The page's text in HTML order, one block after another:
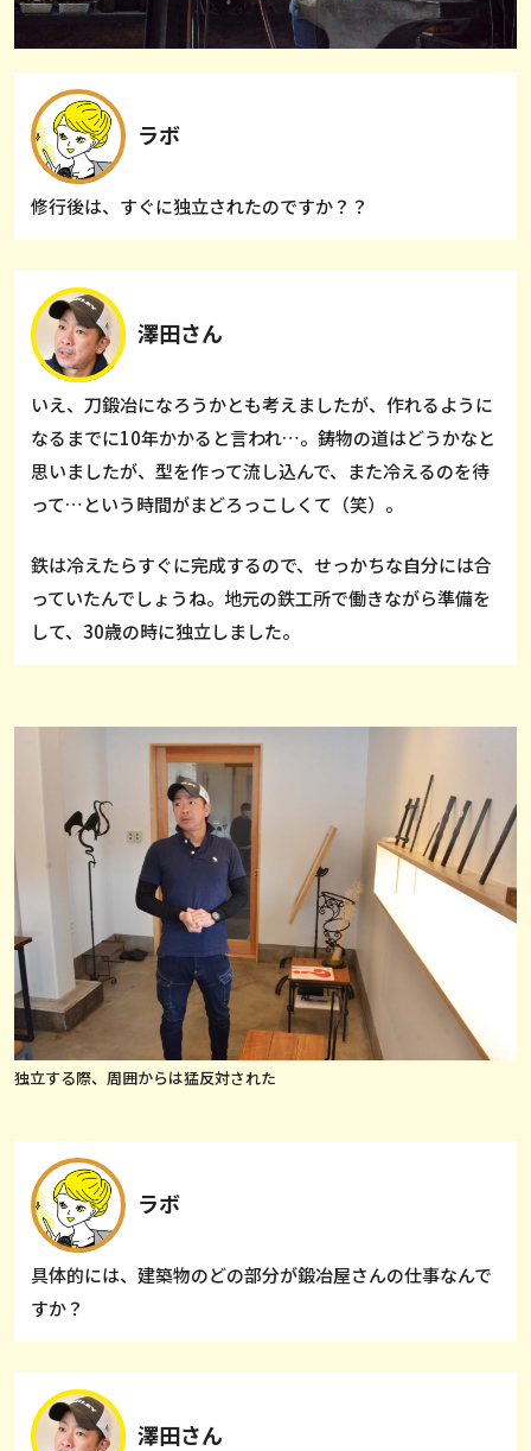
ラボ
修行後は、すぐに独立されたのですか？？
澤田さん
いえ、刀鍛冶になろうかとも考えましたが、作れるように
なるまでに10年かかると言われ…。鋳物の道はどうかなと
思いましたが、型を作って流し込んで、また冷えるのを待
って…という時間がまどろっこしくて（笑）。
鉄は冷えたらすぐに完成するので、せっかちな自分には合
っていたんでしょうね。地元の鉄工所で働きながら準備を
して、30歳の時に独立しました。
独立する際、周囲からは猛反対された
ラボ
具体的には、建築物のどの部分が鍛冶屋さんの仕事なんで
すか？
澤田さん